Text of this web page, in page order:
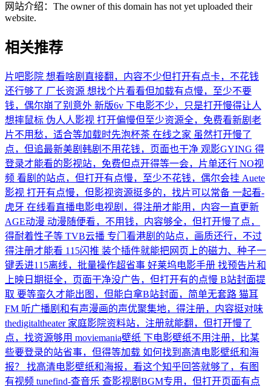
网站介绍： The owner of this domain has not yet uploaded their
website.
相关推荐
片吧影院 想看啥剧直接翻，内容不少但打开有点卡，不花钱
还行够了 厂长资源 想找个片看看但加载有点慢，至少不要
钱，偶尔崩了别意外 新版6v 下电影不少，只是打开慢得让人
想摔鼠标 伪人人影视 打开偏慢但至少资源全，免费看新剧老
片不用愁，适合等加载时先泡杯茶 在线之家 虽然打开慢了
点，但追最新美剧韩剧不用花钱，页面也干净 观影GYING 得
登录才能看的影视站，免费但点开得等一会，片单还行 NO视
频 看剧的站点，但打开有点慢，至少不花钱，偶尔会挂 Auete
影视 打开有点慢，但影视资源挺多的，找片可以常备 一起看-
虎牙 在线看直播电影电视剧，得注册才能用，内容一直更新
AGE动漫 动漫随便看，不用钱，内容够全，但打开慢了点，
得耐着性子等 TVB云播 专门看港剧的站点，画质还行，不过
得注册才能看 115闪推 装个插件就能把网页上的磁力、种子一
键丢进115离线，批量操作超省事 好莱坞电影手册 找预告片和
上映日期挺全，页面干净没广告，但打开有的点慢 B站封面提
取 要等蛮久才能出图，但能白拿B站封面，简单无套路 猫耳
FM 听广播剧和有声漫画的声优聚集地，得注册，内容挺对味
thedigitaltheater 家庭影院资料站，注册就能翻，但打开慢了
点，找资源够用 moviemania壁纸 下电影壁纸不用注册，比某
些要登录的站省事，但得等加载 如何找到高清电影壁纸和海
报？
找高清电影壁纸和海报，看这个知乎回答就够了，有图
有视频 tunefind-查音乐 查影视剧BGM专用，但打开页面有点